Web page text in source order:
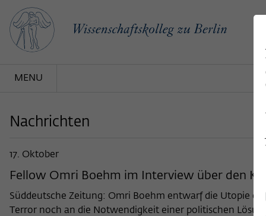
MENU
Nachrichten
17. Oktober
Fellow Omri Boehm im Interview über den
Süddeutsche Zeitung: Omri Boehm entwarf die Utopie
Terror noch an die Notwendigkeit einer politischen